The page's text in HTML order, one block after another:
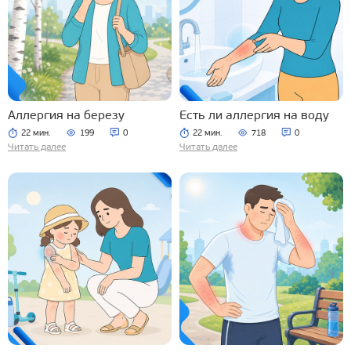
Аллергия на березу
22 мин. 199 0
Читать далее
Есть ли аллергия на воду
22 мин. 718 0
Читать далее